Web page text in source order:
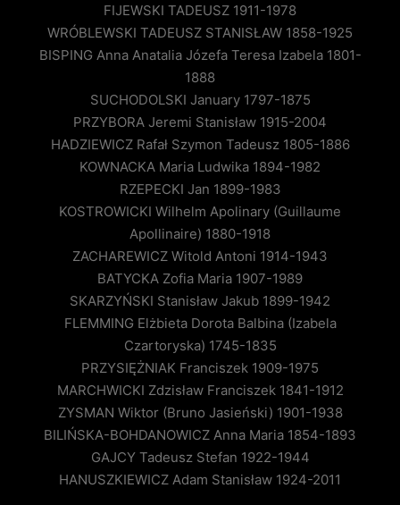
FIJEWSKI TADEUSZ 1911-1978
WRÓBLEWSKI TADEUSZ STANISŁAW 1858-1925
BISPING Anna Anatalia Józefa Teresa Izabela 1801-
1888
SUCHODOLSKI January 1797-1875
PRZYBORA Jeremi Stanisław 1915-2004
HADZIEWICZ Rafał Szymon Tadeusz 1805-1886
KOWNACKA Maria Ludwika 1894-1982
RZEPECKI Jan 1899-1983
KOSTROWICKI Wilhelm Apolinary (Guillaume
Apollinaire) 1880-1918
ZACHAREWICZ Witold Antoni 1914-1943
BATYCKA Zofia Maria 1907-1989
SKARZYŃSKI Stanisław Jakub 1899-1942
FLEMMING Elżbieta Dorota Balbina (Izabela
Czartoryska) 1745-1835
PRZYSIĘŻNIAK Franciszek 1909-1975
MARCHWICKI Zdzisław Franciszek 1841-1912
ZYSMAN Wiktor (Bruno Jasieński) 1901-1938
BILIŃSKA-BOHDANOWICZ Anna Maria 1854-1893
GAJCY Tadeusz Stefan 1922-1944
HANUSZKIEWICZ Adam Stanisław 1924-2011